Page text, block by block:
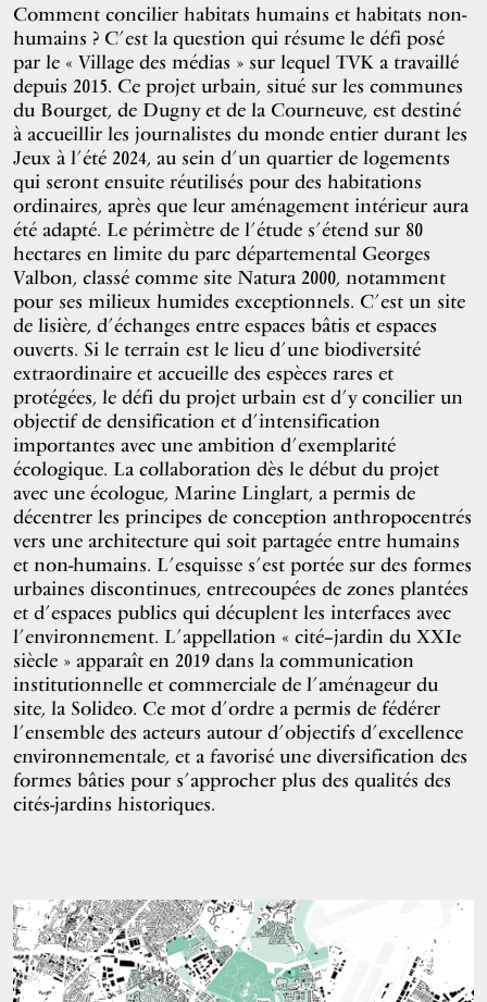
Comment concilier habitats humains et habitats non-
humains ? C’est la question qui résume le défi posé
par le « Village des médias » sur lequel TVK a travaillé
depuis 2015. Ce projet urbain, situé sur les communes
du Bourget, de Dugny et de la Courneuve, est destiné
à accueillir les journalistes du monde entier durant les
Jeux à l’été 2024, au sein d’un quartier de logements
qui seront ensuite réutilisés pour des habitations
ordinaires, après que leur aménagement intérieur aura
été adapté. Le périmètre de l’étude s’étend sur 80
hectares en limite du parc départemental Georges
Valbon, classé comme site Natura 2000, notamment
pour ses milieux humides exceptionnels. C’est un site
de lisière, d’échanges entre espaces bâtis et espaces
ouverts. Si le terrain est le lieu d’une biodiversité
extraordinaire et accueille des espèces rares et
protégées, le défi du projet urbain est d’y concilier un
objectif de densification et d’intensification
importantes avec une ambition d’exemplarité
écologique. La collaboration dès le début du projet
avec une écologue, Marine Linglart, a permis de
décentrer les principes de conception anthropocentrés
vers une architecture qui soit partagée entre humains
et non-humains. L’esquisse s’est portée sur des formes
urbaines discontinues, entrecoupées de zones plantées
et d’espaces publics qui décuplent les interfaces avec
l’environnement. L’appellation « cité–jardin du XXIe
siècle » apparaît en 2019 dans la communication
institutionnelle et commerciale de l’aménageur du
site, la Solideo. Ce mot d’ordre a permis de fédérer
l’ensemble des acteurs autour d’objectifs d’excellence
environnementale, et a favorisé une diversification des
formes bâties pour s’approcher plus des qualités des
cités-jardins historiques.